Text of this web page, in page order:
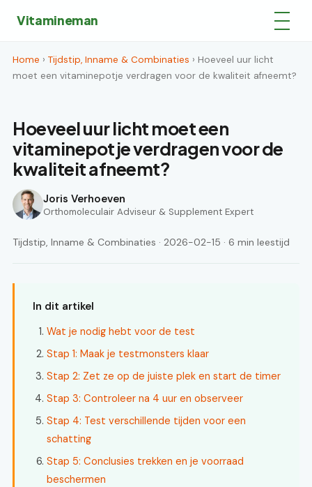
Vitamineman
Home › Tijdstip, Inname & Combinaties › Hoeveel uur licht
moet een vitaminepotje verdragen voor de kwaliteit afneemt?
Hoeveel uur licht moet een
vitaminepotje verdragen voor de
kwaliteit afneemt?
Joris Verhoeven
Orthomoleculair Adviseur & Supplement Expert
Tijdstip, Inname & Combinaties · 2026-02-15 · 6 min leestijd
In dit artikel
Wat je nodig hebt voor de test
Stap 1: Maak je testmonsters klaar
Stap 2: Zet ze op de juiste plek en start de timer
Stap 3: Controleer na 4 uur en observeer
Stap 4: Test verschillende tijden voor een
schatting
Stap 5: Conclusies trekken en je voorraad
beschermen